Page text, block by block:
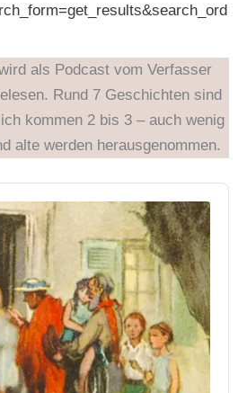
als Podcast vom Verfasser
Rund 7 Geschichten sind
kommen 2 bis 3 – auch wenig
alte werden herausgenommen.